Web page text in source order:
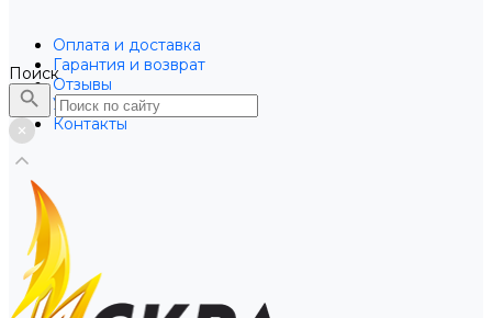
Оплата и доставка
Гарантия и возврат
Отзывы
Услуги
Контакты
Поиск